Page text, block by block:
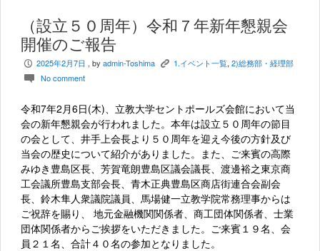
（設立５０周年）令和７年新年懇親会
開催のご報告
P 2025年2月7日 , by admin-Toshima K 1.イベント一覧, 2)総務部・経理部
c No comment
令和7年2月6日(木)、立教大学セントポールズ会館において当
会の新年懇親会が行われました。本年は設立５０周年の節目
の会として、井手上会長より５０周年を迎え今後の方針及び
当会の歴史について紹介がありました。また、ご来賓の高際
みゆき豊島区長、芳賀竜朗豊島区議会議長、渡邊裕之東京商
工会議所豊島支部会長、青木正典豊島区商店街連合会副会
長、鈴木隼人衆議院議員、馬場健一立教学院常務理事からは
ご祝辞を賜り、 地元金融機関関係者、商工団体関係者、士業
団体関係者からご挨拶をいただきました。ご来賓１９名、会
員２１名、合計４０名の参加となりました。